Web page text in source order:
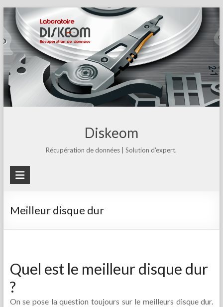
Skip
to
content
Diskeom
Récupération de données | Solution d'expert.
Meilleur disque dur
Quel est le meilleur disque dur
?
On se pose la question toujours sur le meilleurs disque dur.